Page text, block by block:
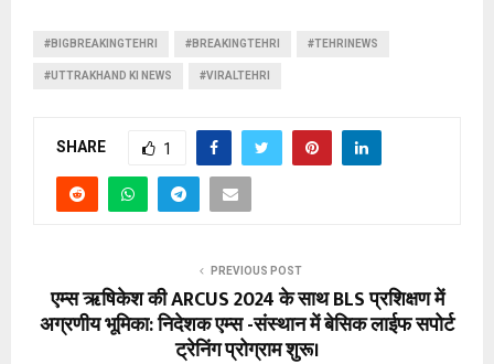
#BIGBREAKINGTEHRI #BREAKINGTEHRI #TEHRINEWS
#UTTRAKHAND KI NEWS #VIRALTEHRI
SHARE 1
PREVIOUS POST
एम्स ऋषिकेश की ARCUS 2024 के साथ BLS प्रशिक्षण में
अग्रणीय भूमिका: निदेशक एम्स -संस्थान में बेसिक लाईफ सपोर्ट
ट्रेनिंग प्रोग्राम शुरू।